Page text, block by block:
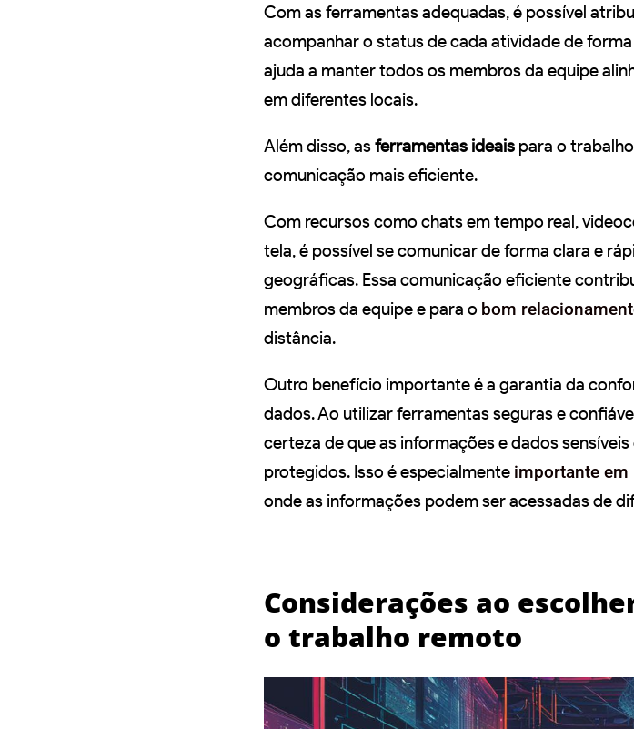
Com as ferramentas adequadas, é possível
acompanhar o status de cada atividade de
ajuda a manter todos os membros da equipe
em diferentes locais.
Além disso, asferramentas ideais para o
comunicação mais eficiente.
Com recursos como chats em tempo real,
tela, é possível se comunicar de forma clara e
geográficas. Essa comunicação eficiente
membros da equipe e para o bom
distância.
Outro benefício importante é a garantia da
dados. Ao utilizar ferramentas seguras e
certeza de que as informações e dados
protegidos. Isso é especialmente importante
onde as informações podem ser acessadas de
Considerações ao
o trabalho remoto